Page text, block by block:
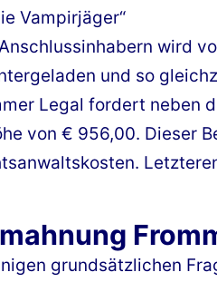
Vampirjäger“
wird
und so
Legal fordert neben
von € 956,00. Dieser
grundsätzlichen